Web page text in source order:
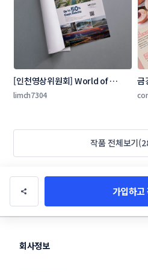
[인천영상위원회] World of
Locations 잡지 광고 콘테스트
limch7304
금
작품 전체보기
가입하고
회사정보